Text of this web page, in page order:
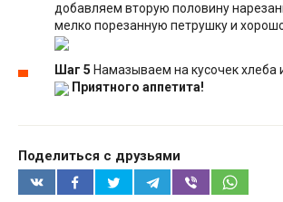
добавляем вторую половину
мелко порезанную петрушку и
Шаг 5 Намазываем на кусочек хлеба
Приятного аппетита!
Поделиться с друзьями